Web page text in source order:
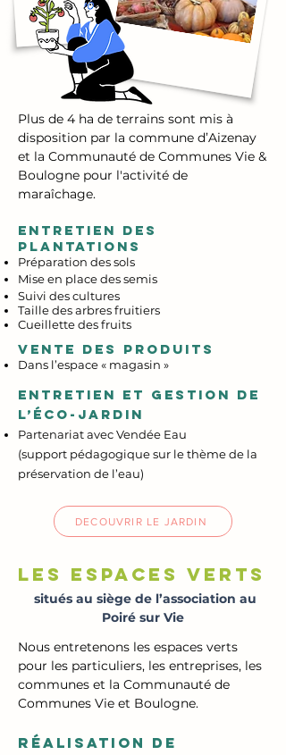
Plus de 4 ha de terrains sont mis à
disposition par la commune d’Aizenay
et la Communauté de Communes Vie &
Boulogne pour l'activité de
maraîchage.
ENTRETIEN DES
PLANTATIONS
Préparation des sols
Mise en place des semis
Suivi des cultures
Taille des arbres fruitiers
Cueillette des fruits
VENTE DES PRODUITS
Dans l’espace « magasin »
​ENTRETIEN ET GESTION DE
L’ÉCO-JARDIN
Partenariat avec Vendée Eau
(support pédagogique sur le thème de la
préservation de l’eau)
DECOUVRIR LE JARDIN
leS Espaces verts
situés au siège de l’association au
Poiré sur Vie
Nous entretenons les espaces verts
pour les particuliers, les entreprises, les
communes et la Communauté de
Communes Vie et Boulogne.
RÉALISATION DE